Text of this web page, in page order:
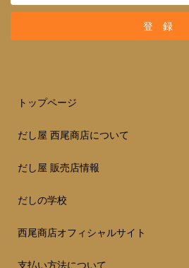
トップページ
だし屋 西尾商店について
だし屋 販売店情報
だしの学校
西尾商店オフィシャルサイト
支払い方法について